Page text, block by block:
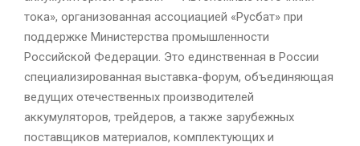
тока», организованная ассоциацией «Русбат» при
поддержке Министерства промышленности
Российской Федерации. Это единственная в России
специализированная выставка-форум, объединяющая
ведущих отечественных производителей
аккумуляторов, трейдеров, а также зарубежных
поставщиков материалов, комплектующих и